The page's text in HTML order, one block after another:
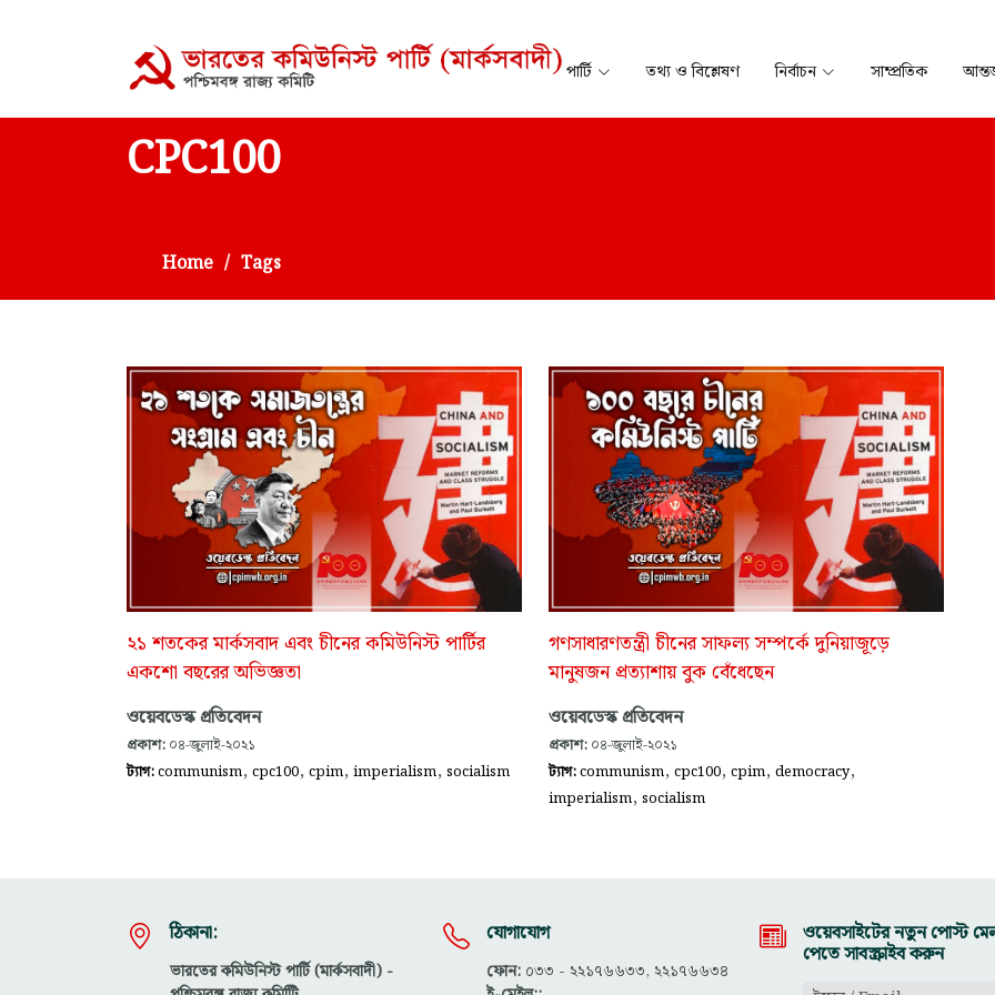
পার্টি তথ্য ও বিশ্লেষণ নির্বাচন সাম্প্রতিক
CPC100
Home Tags
২১ শতকের মার্কসবাদ এবং চীনের কমিউনিস্ট পার্টির
একশো বছরের অভিজ্ঞতা
ওয়েবডেস্ক প্রতিবেদন
প্রকাশ: ০৪-জুলাই-২০২১
ট্যাগ:communism, cpc100, cpim, imperialism, socialism
গণসাধারণতন্ত্রী চীনের সাফল্য সম্পর্কে দুনিয়াজূড়ে
মানুষজন প্রত্যাশায় বুক বেঁধেছেন
ওয়েবডেস্ক প্রতিবেদন
প্রকাশ: ০৪-জুলাই-২০২১
ট্যাগ:communism, cpc100, cpim, democracy,
imperialism, socialism
ঠিকানা:
ভারতের কমিউনিস্ট পার্টি (মার্কসবাদী) -
যোগাযোগ
ফোন: ০৩৩ - ২২১৭৬৬৩৩, ২২১৭৬৬৩৪
ওয়েবসাইটের নতুন পোস্ট
পেতে সাবস্ক্রাইব করুন